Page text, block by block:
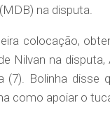
na disputa.
colocação,
Nilvan na
(7). Bolinha
como apoiar o